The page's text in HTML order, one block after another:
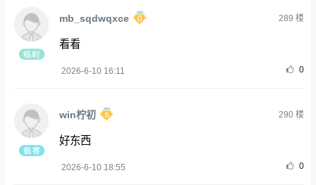
mb_sqdwqxce 289 楼
看看
2026-6-10 16:11 0
win柠初 290楼
好东西
2026-6-10 18:55 0